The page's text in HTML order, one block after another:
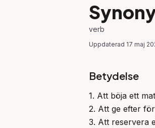
verb
Uppdaterad 17 maj
Betydelse
1. Att böja ett
2. Att ge efter
3. Att reservera